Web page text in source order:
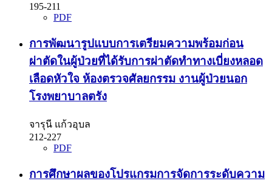
195-211
PDF
การพัฒนารูปแบบการเตรียมความพร้อมก่อน
ผ่าตัดในผู้ป่วยที่ได้รับการผ่าตัดทำทางเบี่ยงหลอด
เลือดหัวใจ ห้องตรวจศัลยกรรม งานผู้ป่วยนอก
โรงพยาบาลตรัง
จารุนี แก้วอุบล
212-227
PDF
การศึกษาผลของโปรแกรมการจัดการระดับความ